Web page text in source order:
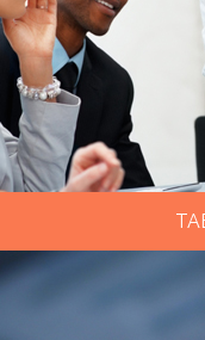
Tabelas
tabelas do